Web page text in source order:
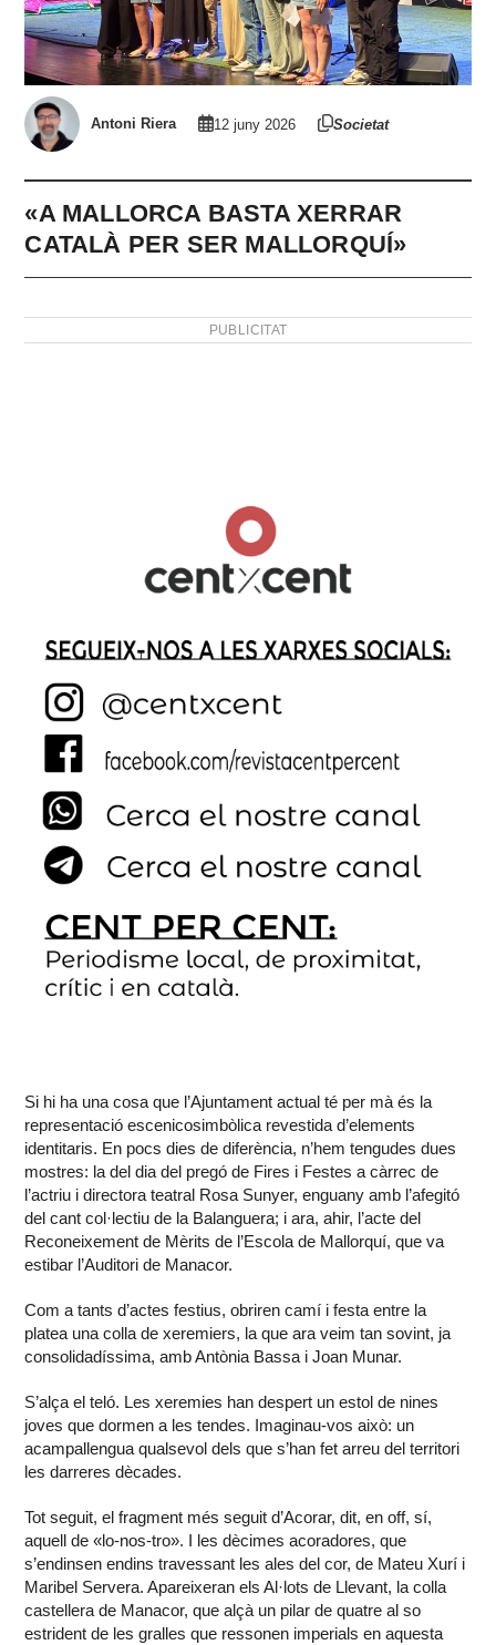
Antoni Riera 12 juny 2026 Societat
«A MALLORCA BASTA XERRAR
CATALÀ PER SER MALLORQUÍ»
PUBLICITAT
Si hi ha una cosa que l’Ajuntament actual té per mà és la
representació escenicosimbòlica revestida d’elements
identitaris. En pocs dies de diferència, n’hem tengudes dues
mostres: la del dia del pregó de Fires i Festes a càrrec de
l’actriu i directora teatral Rosa Sunyer, enguany amb l’afegitó
del cant col·lectiu de la Balanguera; i ara, ahir, l’acte del
Reconeixement de Mèrits de l’Escola de Mallorquí, que va
estibar l’Auditori de Manacor.
Com a tants d’actes festius, obriren camí i festa entre la
platea una colla de xeremiers, la que ara veim tan sovint, ja
consolidadíssima, amb Antònia Bassa i Joan Munar.
S’alça el teló. Les xeremies han despert un estol de nines
joves que dormen a les tendes. Imaginau-vos això: un
acampallengua qualsevol dels que s’han fet arreu del territori
les darreres dècades.
Tot seguit, el fragment més seguit d’Acorar, dit, en off, sí,
aquell de «lo-nos-tro». I les dècimes acoradores, que
s’endinsen endins travessant les ales del cor, de Mateu Xurí i
Maribel Servera. Apareixeran els Al·lots de Llevant, la colla
castellera de Manacor, que alçà un pilar de quatre al so
estrident de les gralles que ressonen imperials en aquesta